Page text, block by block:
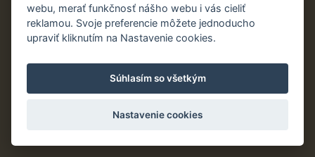
webu, merať funkčnosť nášho webu i vás cieliť
reklamou. Svoje preferencie môžete jednoducho
upraviť kliknutím na Nastavenie cookies.
Súhlasím so všetkým
Nastavenie cookies